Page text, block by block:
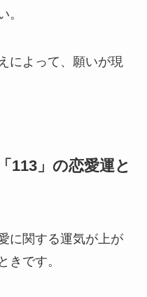
。
によって、願いが現
113」の恋愛運と
に関する運気が上が
きです。